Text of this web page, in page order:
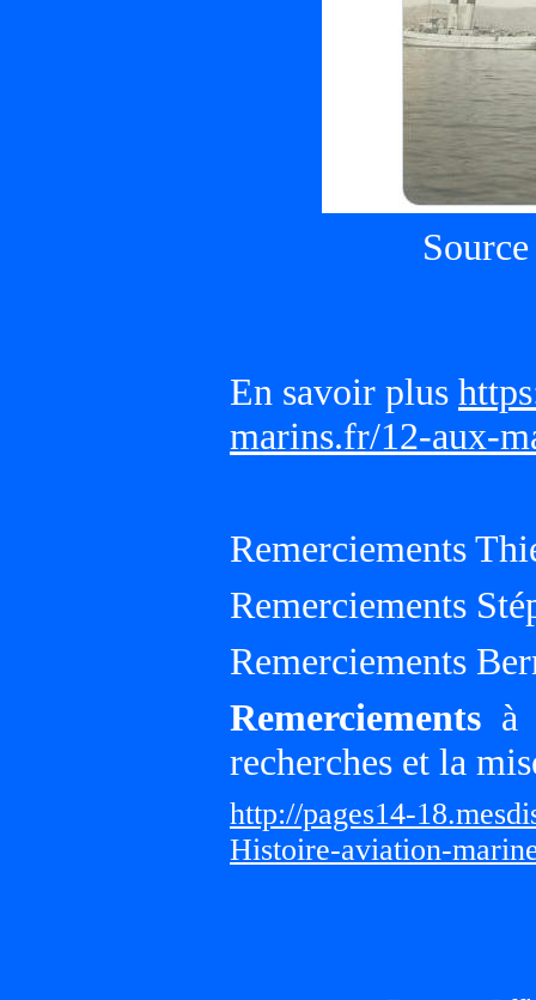
En savoir plus
marins.fr/12-aux-
Remerciements
Remerciements
Remerciements
Remerciements à
recherches et la
http://pages14-
Histoire-aviation-